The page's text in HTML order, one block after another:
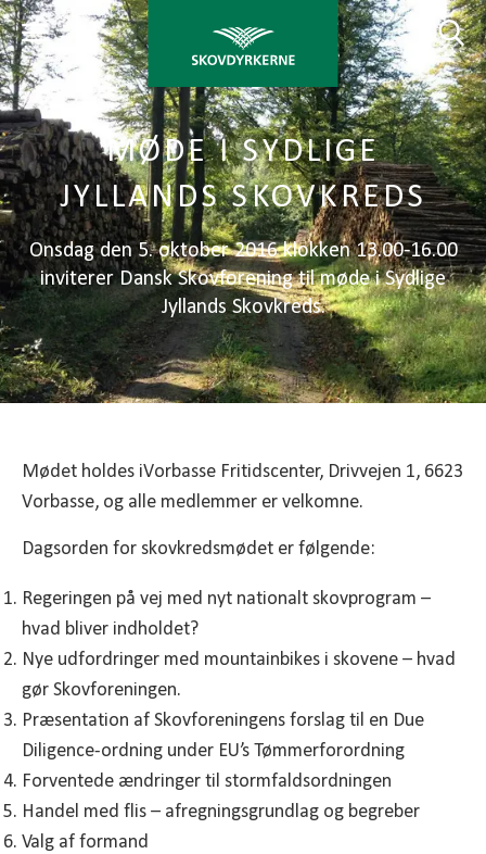
MØDE I SYDLIGE
JYLLANDS SKOVKREDS
Onsdag den 5. oktober 2016 klokken 13.00-16.00
inviterer Dansk Skovforening til møde i Sydlige
Jyllands Skovkreds.
Mødet holdes iVorbasse Fritidscenter, Drivvejen 1, 6623
Vorbasse, og alle medlemmer er velkomne.
Dagsorden for skovkredsmødet er følgende:
Regeringen på vej med nyt nationalt skovprogram –
hvad bliver indholdet?
Nye udfordringer med mountainbikes i skovene – hvad
gør Skovforeningen.
Præsentation af Skovforeningens forslag til en Due
Diligence-ordning under EU’s Tømmerforordning
Forventede ændringer til stormfaldsordningen
Handel med flis – afregningsgrundlag og begreber
Valg af formand